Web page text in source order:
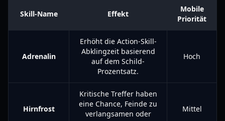
Skill-Name Effekt
Mobile
Priorität
Adrenalin
Erhöht die Action-Skill-
Abklingzeit basierend
auf dem Schild-
Prozentsatz.
Hoch
Hirnfrost
Kritische Treffer haben
eine Chance, Feinde zu
verlangsamen oder
Mittel